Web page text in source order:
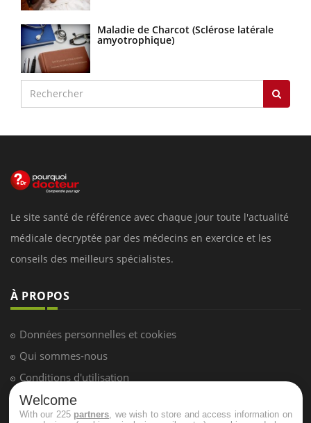
Maladie de Charcot (Sclérose latérale
amyotrophique)
Le site santé de référence avec chaque jour toute l'actualité
médicale decryptée par des médecins en exercice et les
conseils des meilleurs spécialistes.
À PROPOS
Données personnelles et cookies
Qui sommes-nous
Conditions d'utilisation
Plan du site
Mentions Légales
Welcome
With our 225 partners , we wish to store and access information on